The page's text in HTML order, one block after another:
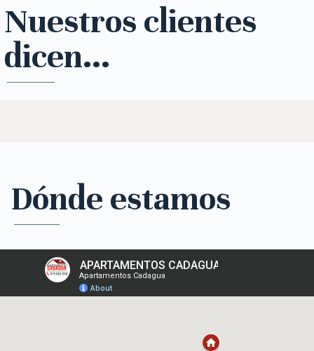
Nuestros clientes
dicen...
Dónde estamos